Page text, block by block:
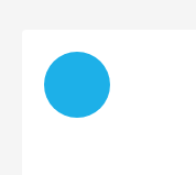
Načítam